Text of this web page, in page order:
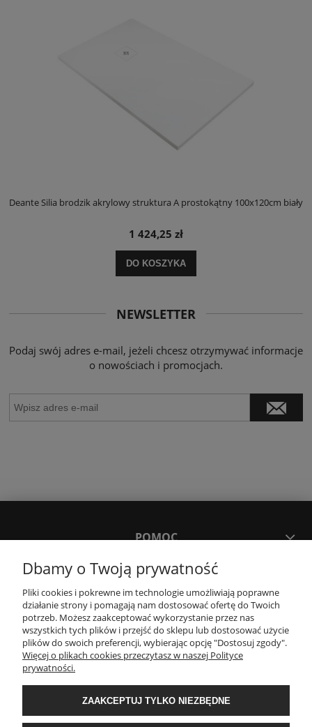
Deante Silia brodzik akrylowy struktura A prostokątny 100x120cm biały
1 424,25 zł
DO KOSZYKA
NEWSLETTER
Podaj swój adres e-mail, jeżeli chcesz otrzymywać informacje
o nowościach i promocjach.
POMOC
MOJE KONTO
PŁATNOŚCI I DOSTAWA
KONTAKT
Wyposażenie łazienek Łazienki.eco | Pawła 23, 41-708 Ruda Śląska | E-mail:
sklep@lazienki.eco | Tel.: 600 012 164 lub 600 012 159 | TGS Przemysław
Dbamy o Twoją prywatność
Pliki cookies i pokrewne im technologie umożliwiają poprawne
działanie strony i pomagają nam dostosować ofertę do Twoich
potrzeb. Możesz zaakceptować wykorzystanie przez nas
wszystkich tych plików i przejść do sklepu lub dostosować użycie
plików do swoich preferencji, wybierając opcję "Dostosuj zgody".
Więcej o plikach cookies przeczytasz w naszej Polityce
prywatności.
ZAAKCEPTUJ TYLKO NIEZBĘDNE